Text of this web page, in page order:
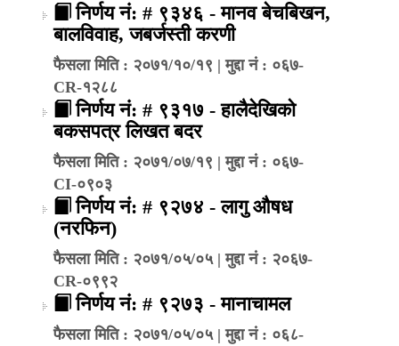
निर्णय नं: # ९३४६ - मानव बेचबिखन,
बालविवाह, जबर्जस्ती करणी
फैसला मिति : २०७१/१०/१९ | मुद्दा नं : ०६७-
CR-१२८८
निर्णय नं: # ९३१७ - हालैदेखिको
बकसपत्र लिखत बदर
फैसला मिति : २०७१/०७/१९ | मुद्दा नं : ०६७-
CI-०९०३
निर्णय नं: # ९२७४ - लागु औषध
(नरफिन)
फैसला मिति : २०७१/०५/०५ | मुद्दा नं : २०६७-
CR-०९९२
निर्णय नं: # ९२७३ - मानाचामल
फैसला मिति : २०७१/०५/०५ | मुद्दा नं : ०६८-